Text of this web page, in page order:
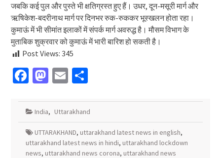
जबकि कई पुल और पुस्ते भी क्षतिग्रस्त हुए हैं। उधर, दून-मसूरी मार्ग और
ऋषिकेश-बदरीनाथ मार्ग पर दिनभर रुक-रुककर भूस्खलन होता रहा।
कुमाऊं में भी सीमांत इलाकों में संपर्क मार्ग अवरुद्ध है। मौसम विभाग के
मुताबिक शुक्रवार को कुमाऊं में भारी बारिश हो सकती है।
Post Views: 345
Facebook
Mastodon
EmailShare
India, Uttarakhand
UTTARAKHAND, uttarakhand latest news in english,
uttarakhand latest news in hindi, uttarakhand lockdown
news, uttarakhand news corona, uttarakhand news